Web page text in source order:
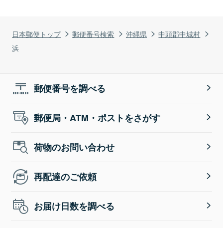
日本郵便トップ 郵便番号検索 沖縄県
中頭郡中城村
浜
郵便番号を調べる
郵便局・ATM・ポストをさがす
荷物のお問い合わせ
再配達のご依頼
お届け日数を調べる